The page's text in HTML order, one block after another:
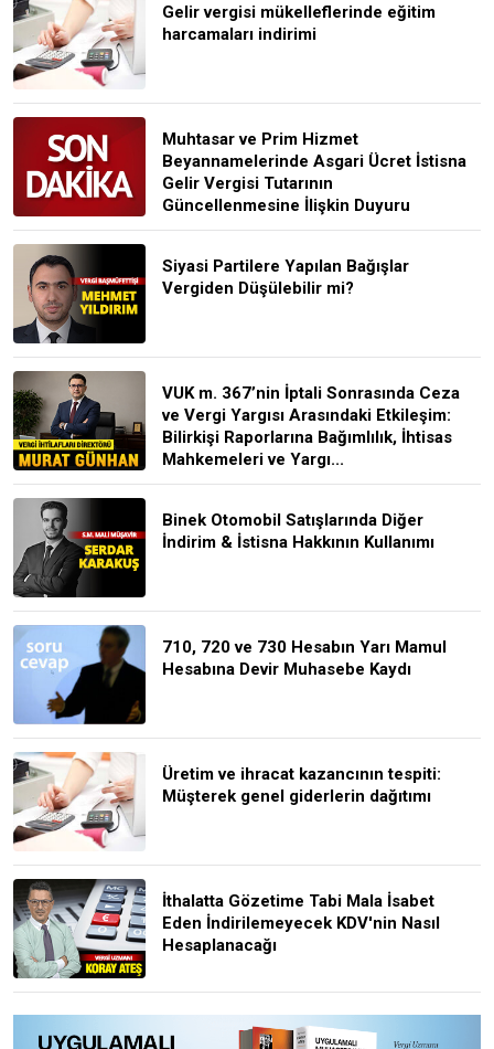
Gelir vergisi mükelleflerinde eğitim
harcamaları indirimi
Muhtasar ve Prim Hizmet
Beyannamelerinde Asgari Ücret İstisna
Gelir Vergisi Tutarının
Güncellenmesine İlişkin Duyuru
Siyasi Partilere Yapılan Bağışlar
Vergiden Düşülebilir mi?
VUK m. 367’nin İptali Sonrasında Ceza
ve Vergi Yargısı Arasındaki Etkileşim:
Bilirkişi Raporlarına Bağımlılık, İhtisas
Mahkemeleri ve Yargı...
Binek Otomobil Satışlarında Diğer
İndirim & İstisna Hakkının Kullanımı
710, 720 ve 730 Hesabın Yarı Mamul
Hesabına Devir Muhasebe Kaydı
Üretim ve ihracat kazancının tespiti:
Müşterek genel giderlerin dağıtımı
İthalatta Gözetime Tabi Mala İsabet
Eden İndirilemeyecek KDV'nin Nasıl
Hesaplanacağı